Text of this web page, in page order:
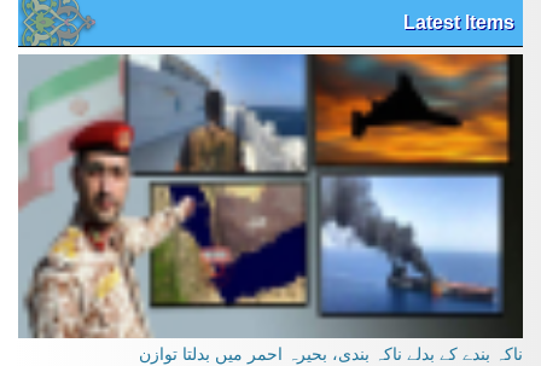
Latest Items
ناکہ بندے کے بدلے ناکہ بندی، بحیرہ احمر میں بدلتا توازن